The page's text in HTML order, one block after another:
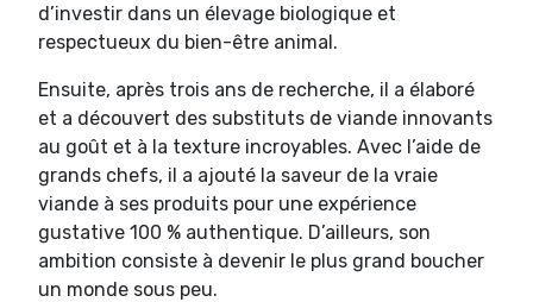
d’investir dans un élevage biologique et
respectueux du bien-être animal.
Ensuite, après trois ans de recherche, il a élaboré
et a découvert des substituts de viande innovants
au goût et à la texture incroyables. Avec l’aide de
grands chefs, il a ajouté la saveur de la vraie
viande à ses produits pour une expérience
gustative 100 % authentique. D’ailleurs, son
ambition consiste à devenir le plus grand boucher
un monde sous peu.